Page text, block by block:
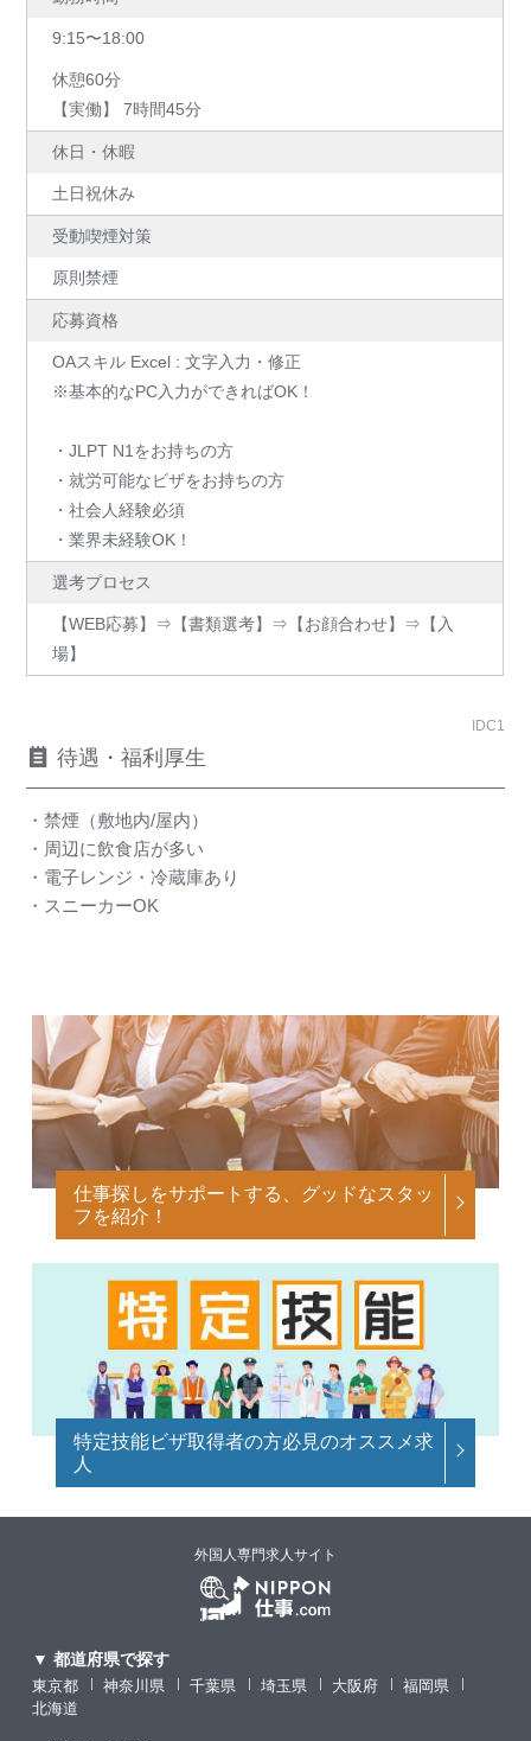
9:15〜18:00
休憩60分
【実働】 7時間45分
休日・休暇
土日祝休み
受動喫煙対策
原則禁煙
応募資格
OAスキル Excel : 文字入力・修正
※基本的なPC入力ができればOK！
・JLPT N1をお持ちの方
・就労可能なビザをお持ちの方
・社会人経験必須
・業界未経験OK！
選考プロセス
【WEB応募】⇒【書類選考】⇒【お顔合わせ】⇒【入
場】
IDC1
待遇・福利厚生
・禁煙（敷地内/屋内）
・周辺に飲食店が多い
・電子レンジ・冷蔵庫あり
・スニーカーOK
仕事探しをサポートする、グッドなスタッ
フを紹介！
特定技能ビザ取得者の方必見のオススメ求
人
外国人専門求人サイト
▼ 都道府県で探す
東京都 神奈川県 千葉県 埼玉県 大阪府
福岡県
北海道